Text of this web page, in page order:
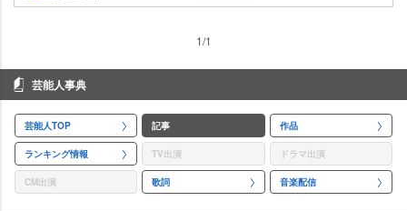
1/1
芸能人事典
芸能人TOP 記事 作品
ランキング情報 TV出演 ドラマ出演
CM出演 歌詞 音楽配信